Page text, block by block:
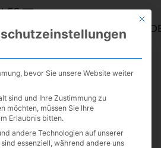
(Teil 1)
Mit
bevor Sie unsere Website weiter
sind und Ihre Zustimmung zu
möchten, müssen Sie Ihre
Erlaubnis bitten.
andere Technologien auf unserer
essenziell, während andere uns